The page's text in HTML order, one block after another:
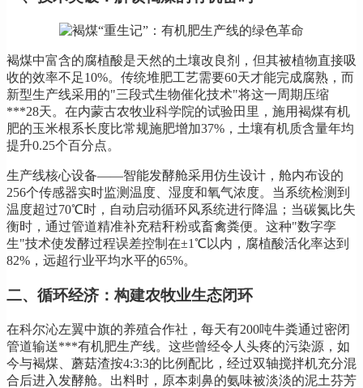
褐煤中富含的腐植酸是天然的土壤改良剂，但其被植物直接吸
收的效率不足10%。传统堆肥工艺需要60天才能完成腐熟，而
新型生产线采用的"三段式生物催化技术"将这一周期压缩
***28天。在内蒙古农牧业科学院的试验田里，施用褐煤有机
肥的玉米根系长度比常规施肥增加37%，土壤有机质含量年均
提升0.25个百分点。
生产线核心设备——智能发酵舱采用仿生设计，舱内布设的
256个传感器实时监测温度、湿度和氧气浓度。当系统检测到
温度超过70℃时，自动启动循环风系统进行降温；当碳氮比失
衡时，通过管道精准补充秸秆粉或畜禽粪便。这种"数字孪
生"技术使发酵过程误差控制在±1℃以内，腐植酸活化率达到
82%，远超行业平均水平的65%。
二、循环经济：构建农牧业生态闭环
在科尔沁左翼中旗的养殖合作社，每天有200吨牛粪通过密闭
管道输送***有机肥生产线。这些曾经令人头疼的污染源，如
今与褐煤、蘑菇渣按4:3:3的比例配比，经过双轴搅拌机充分混
合后进入发酵舱。出料时，原本刺鼻的氨味被淡淡的泥土芬芳